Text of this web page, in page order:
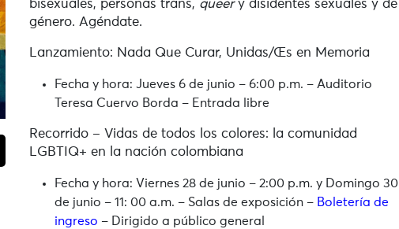
bisexuales, personas trans, queery disidentes sexuales y de
género. Agéndate.
Lanzamiento: Nada Que Curar, Unidas/Œs en Memoria
Fecha y hora: Jueves 6 de junio – 6:00 p.m. – Auditorio
Teresa Cuervo Borda – Entrada libre​
Recorrido – Vidas de todos los colores: la comunidad
LGBTIQ+ en la nación colombiana
Fecha y hora: Viernes 28 de junio – 2:00 p.m. y Domingo 30
de junio – 11: 00 a.m.​ – Salas de exposición – Boletería de
ingreso – Dirigido a público general